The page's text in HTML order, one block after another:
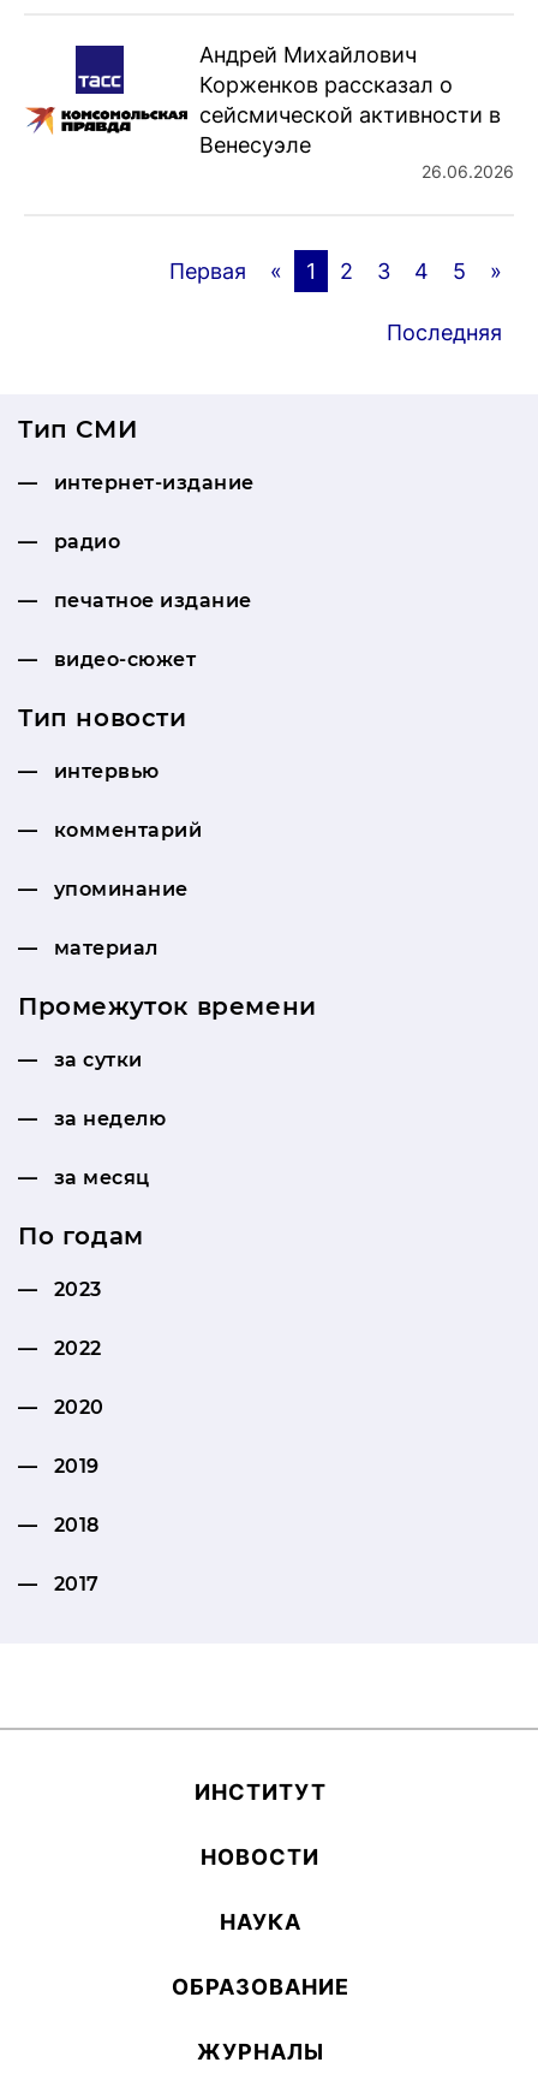
Андрей Михайлович
Корженков рассказал о
сейсмической активности в
Венесуэле
26.06.2026
Первая « 1 2 3 4 5 »
Последняя
Тип СМИ
интернет-издание
радио
печатное издание
видео-сюжет
Тип новости
интервью
комментарий
упоминание
материал
Промежуток времени
за сутки
за неделю
за месяц
По годам
2023
2022
2020
2019
2018
2017
ИН­СТИ­ТУТ
НОВОСТИ
НАУКА
ОБ­РА­ЗОВА­НИЕ
ЖУРНАЛЫ